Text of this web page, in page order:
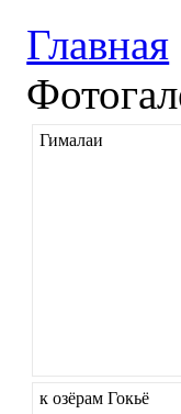
Главная
Гималаи
к озёрам Гокьё